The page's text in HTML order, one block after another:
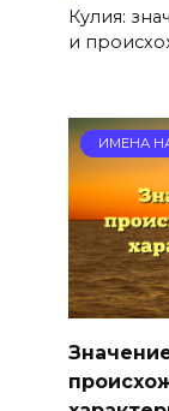
Кулия:
и
ИМЕНА